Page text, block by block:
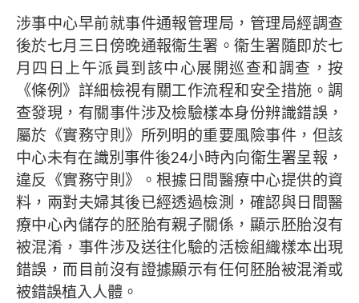
涉事中心早前就事件通報管理局，管理局經調查
後於七月三日傍晚通報衞生署。衞生署隨即於七
月四日上午派員到該中心展開巡查和調查，按
《條例》詳細檢視有關工作流程和安全措施。調
查發現，有關事件涉及檢驗樣本身份辨識錯誤，
屬於《實務守則》所列明的重要風險事件，但該
中心未有在識別事件後24小時內向衞生署呈報，
違反《實務守則》。根據日間醫療中心提供的資
料，兩對夫婦其後已經透過檢測，確認與日間醫
療中心內儲存的胚胎有親子關係，顯示胚胎沒有
被混淆，事件涉及送往化驗的活檢組織樣本出現
錯誤，而目前沒有證據顯示有任何胚胎被混淆或
被錯誤植入人體。